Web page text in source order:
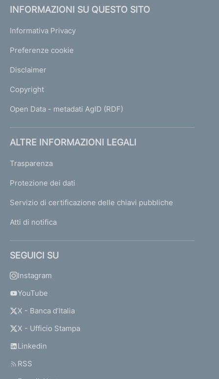
INFORMAZIONI SU QUESTO SITO
Informativa Privacy
Preferenze cookie
Disclaimer
Copyright
Open Data - metadati AgID (RDF)
ALTRE INFORMAZIONI LEGALI
Trasparenza
Protezione dei dati
Servizio di certificazione delle chiavi pubbliche
Atti di notifica
SEGUICI SU
Instagram
YouTube
X - Banca d’Italia
X - Ufficio Stampa
Linkedin
RSS